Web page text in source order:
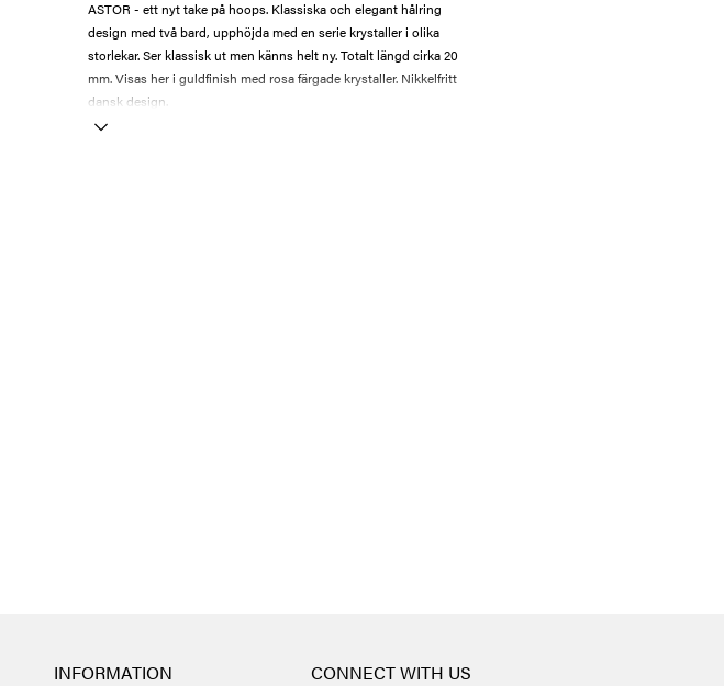
ASTOR - ett nyt take på hoops. Klassiska och elegant hålring
design med två bard, upphöjda med en serie krystaller i olika
storlekar. Ser klassisk ut men känns helt ny. Totalt längd cirka 20
mm. Visas her i guldfinish med rosa färgade krystaller. Nikkelfritt
dansk design.
INFORMATION CONNECT WITH US